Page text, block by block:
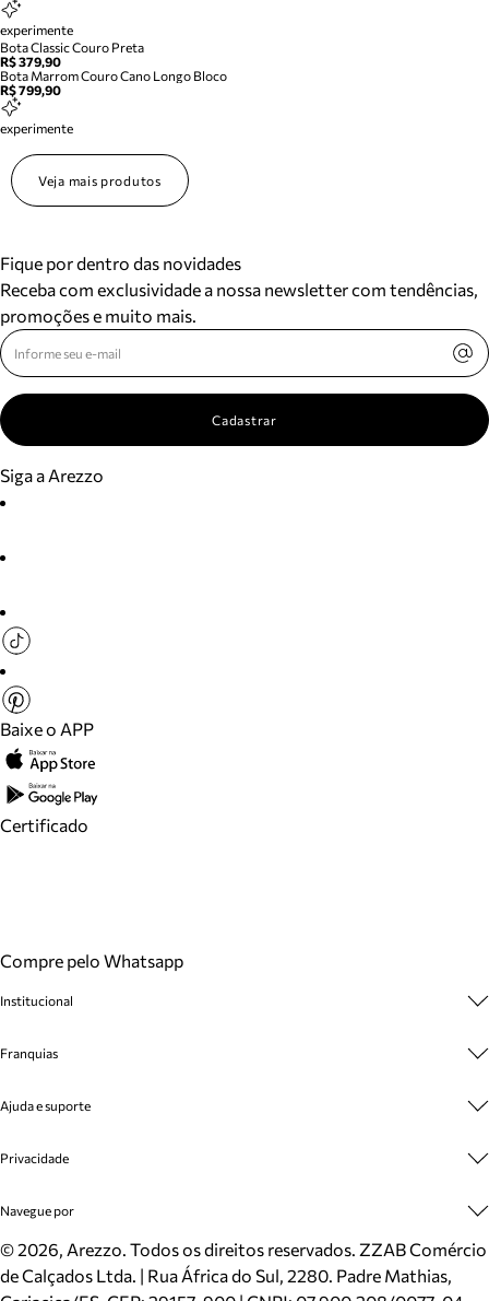
experimente
Bota Classic Couro Preta
R$ 379,90
Bota Marrom Couro Cano Longo Bloco
R$ 799,90
experimente
Veja mais produtos
Fique por dentro das novidades
Receba com exclusividade a nossa newsletter com tendências,
promoções e muito mais.
Cadastrar
Siga a Arezzo
Baixe o APP
Certificado
Compre pelo Whatsapp
Institucional
Cashback
Venda Corporativa
Mapa do Site
Inverno
Mundo Arezzo
Franquias
Plano de Negócio
Ajuda e suporte
Cadastro
Meus Pedidos
Trocas e Devoluções
Cartão Presente
Privacidade
Politica e Privacidade
Navegue por
Sapatos
Bolsas
©2026, Arezzo. Todos os direitos reservados. ZZAB Comércio
de Calçados Ltda. | Rua África do Sul, 2280. Padre Mathias,